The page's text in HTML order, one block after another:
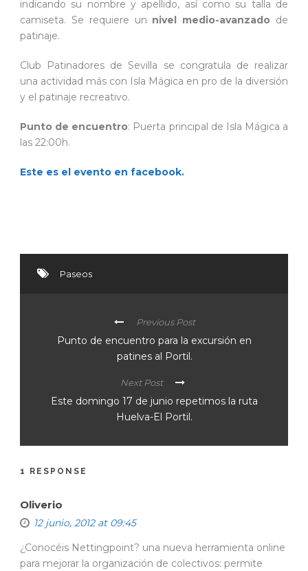
indicando su nombre y apellido, así como su talla de
camiseta. Se requiere un nivel medio-avanzado de
patinaje.
Club Patinadores de Sevilla se congratula de realizar
una actividad más con Isla Mágica en pro de la diversión
y el patinaje recreativo.
Punto de encuentro: Puerta principal de Isla Mágica a
las 22:00h.
Este es el evento en facebook.
Paseos
Previous Post
Punto de encuentro para la excursión en
patines al Portil.
Next Post
Este domingo 17 de junio repetimos la ruta
Huelva-El Portil.
1 RESPONSE
Oliverio
12 junio, 2012 at 09:45
¿Conocéis Nettingpoint? una nueva herramienta online
para mejorar la organización de colectivos: permite